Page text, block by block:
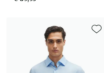
State of Art
Superdry
Tenson